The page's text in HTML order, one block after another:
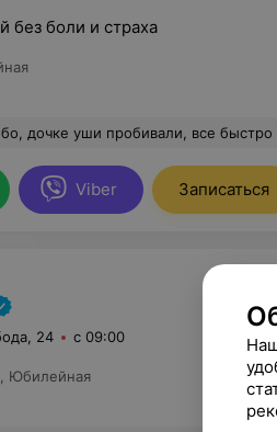
без боли и страха
дочке уши пробивали, все быстро
Viber Записаться
24 с 09:00
Юбилейная